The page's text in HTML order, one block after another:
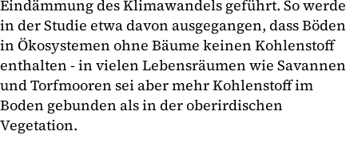
Eindämmung des Klimawandels geführt. So werde
in der Studie etwa davon ausgegangen, dass Böden
in Ökosystemen ohne Bäume keinen Kohlenstoff
enthalten - in vielen Lebensräumen wie Savannen
und Torfmooren sei aber mehr Kohlenstoff im
Boden gebunden als in der oberirdischen
Vegetation.